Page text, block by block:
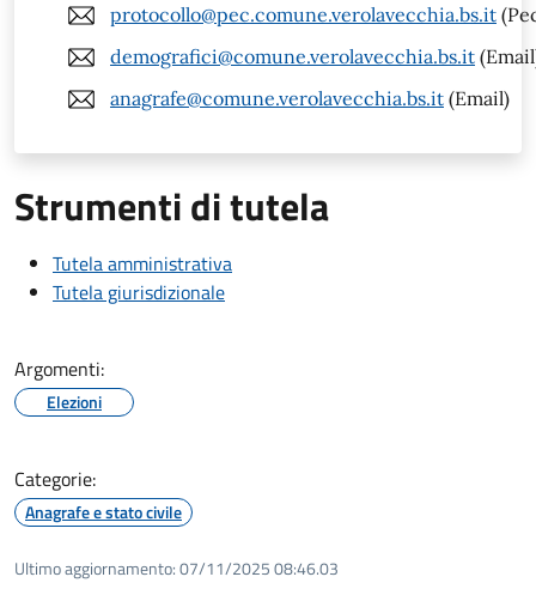
protocollo@pec.comune.verolavecchia.bs.it
demografici@comune.verolavecchia.bs.it
anagrafe@comune.verolavecchia.bs.it (Email)
Strumenti di tutela
Tutela amministrativa
Tutela giurisdizionale
Argomenti:
Elezioni
Categorie:
Anagrafe e stato civile
Ultimo aggiornamento:07/11/2025 08:46.03